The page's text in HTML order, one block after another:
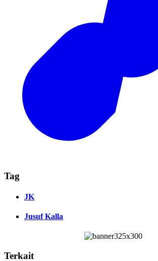
Tag
JK
Jusuf Kalla
Terkait